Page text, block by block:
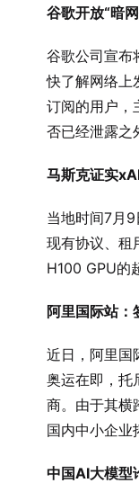
谷歌开放“暗
谷歌公司宣布
快了解网络上
订阅的用户，
否已经泄露之
马斯克证实
当地时间7月
现有协议、租
H100 GPU的
阿里国际站：
近日，阿里国
奥运在即，托
商。由于其横
国内中小企业
中国AI大模型